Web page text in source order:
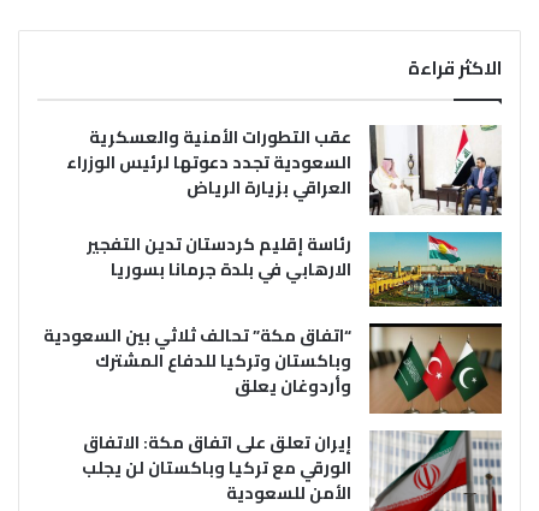
الاكثر قراءة
عقب التطورات الأمنية والعسكرية
السعودية تجدد دعوتها لرئيس الوزراء
العراقي بزيارة الرياض
رئاسة إقليم كردستان تدين التفجير
الارهابي في بلدة جرمانا بسوريا
“اتفاق مكة” تحالف ثلاثي بين السعودية
وباكستان وتركيا للدفاع المشترك
وأردوغان يعلق
إيران تعلق على اتفاق مكة: الاتفاق
الورقي مع تركيا وباكستان لن يجلب
الأمن للسعودية